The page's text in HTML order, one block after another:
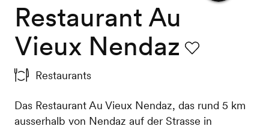
Restaurant Au
Vieux Nendaz
Restaurants
Das Restaurant Au Vieux Nendaz, das rund 5 km
ausserhalb von Nendaz auf der Strasse in